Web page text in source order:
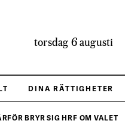
torsdag 6 augusti
DINA RÄTTIGHETER
BRYR SIG HRF OM VALET